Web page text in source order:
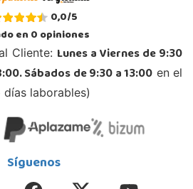
Córdoba
Córdoba
1 Polígono Industrial La Torrecilla
0,0/5
en0opiniones
Cliente: Lunes a Viernes de 9:30
Sábados de 9:30 a 13:00 en el
días laborables)
Síguenos